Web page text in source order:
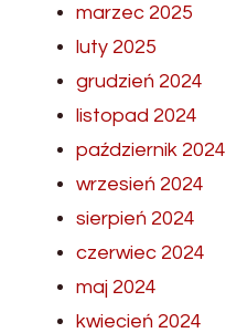
marzec 2025
luty 2025
grudzień 2024
listopad 2024
październik 2024
wrzesień 2024
sierpień 2024
czerwiec 2024
maj 2024
kwiecień 2024